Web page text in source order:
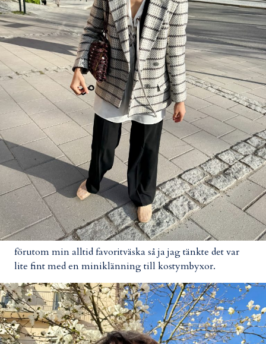
förutom min alltid favoritväska så ja jag tänkte det var
lite fint med en miniklänning till kostymbyxor.